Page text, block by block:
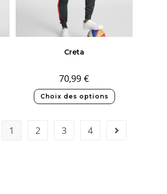
Creta
70,99 €
Choix des options
1 2 3 4